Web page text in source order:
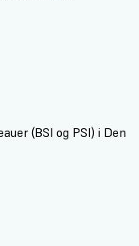
(BSI og PSI) i Den